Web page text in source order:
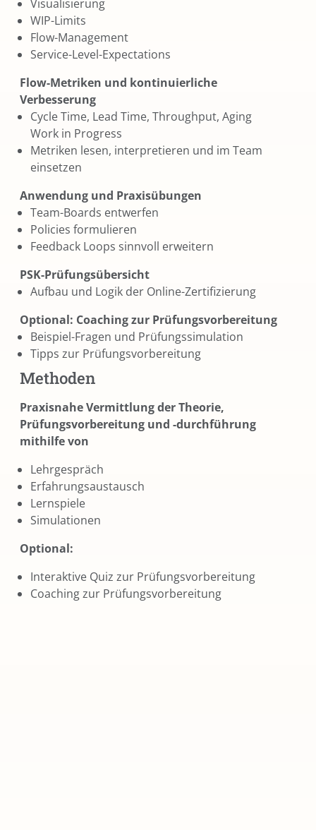
Visualisierung
WIP-Limits
Flow-Management
Service-Level-Expectations
Flow-Metriken und kontinuierliche
Verbesserung
Cycle Time, Lead Time, Throughput, Aging
Work in Progress
Metriken lesen, interpretieren und im Team
einsetzen
Anwendung und Praxisübungen
Team-Boards entwerfen
Policies formulieren
Feedback Loops sinnvoll erweitern
PSK-Prüfungsübersicht
Aufbau und Logik der Online-Zertifizierung
Optional: Coaching zur Prüfungsvorbereitung
Beispiel-Fragen und Prüfungssimulation
Tipps zur Prüfungsvorbereitung
Methoden
Praxisnahe Vermittlung der Theorie,
Prüfungsvorbereitung und -durchführung
mithilfe von
Lehrgespräch
Erfahrungsaustausch
Lernspiele
Simulationen
Optional:
Interaktive Quiz zur Prüfungsvorbereitung
Coaching zur Prüfungsvorbereitung